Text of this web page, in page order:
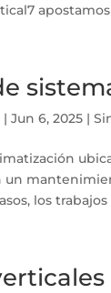
|Jun 6, 2025 |
un
los